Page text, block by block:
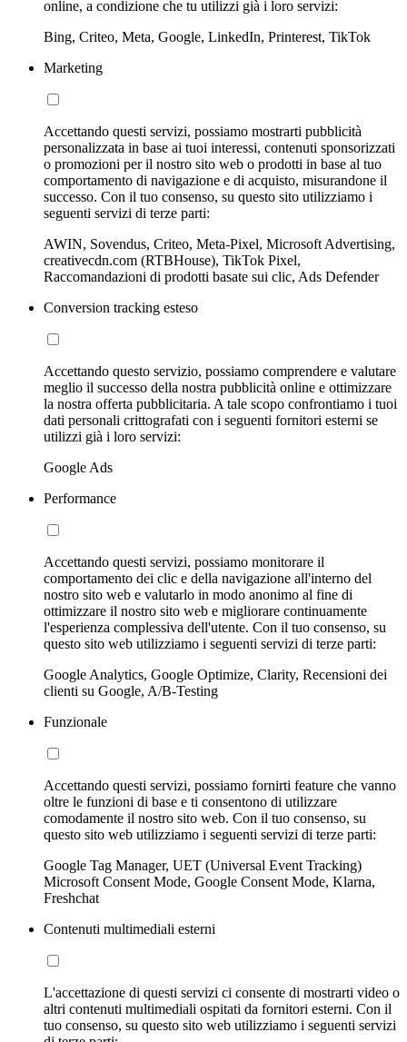
online, a condizione che tu utilizzi già i loro servizi:
Bing, Criteo, Meta, Google, LinkedIn, Printerest, TikTok
Marketing
Accettando questi servizi, possiamo mostrarti pubblicità
personalizzata in base ai tuoi interessi, contenuti sponsorizzati
o promozioni per il nostro sito web o prodotti in base al tuo
comportamento di navigazione e di acquisto, misurandone il
successo. Con il tuo consenso, su questo sito utilizziamo i
seguenti servizi di terze parti:
AWIN, Sovendus, Criteo, Meta-Pixel, Microsoft Advertising,
creativecdn.com (RTBHouse), TikTok Pixel,
Raccomandazioni di prodotti basate sui clic, Ads Defender
Conversion tracking esteso
Accettando questo servizio, possiamo comprendere e valutare
meglio il successo della nostra pubblicità online e ottimizzare
la nostra offerta pubblicitaria. A tale scopo confrontiamo i tuoi
dati personali crittografati con i seguenti fornitori esterni se
utilizzi già i loro servizi:
Google Ads
Performance
Accettando questi servizi, possiamo monitorare il
comportamento dei clic e della navigazione all'interno del
nostro sito web e valutarlo in modo anonimo al fine di
ottimizzare il nostro sito web e migliorare continuamente
l'esperienza complessiva dell'utente. Con il tuo consenso, su
questo sito web utilizziamo i seguenti servizi di terze parti:
Google Analytics, Google Optimize, Clarity, Recensioni dei
clienti su Google, A/B-Testing
Funzionale
Accettando questi servizi, possiamo fornirti feature che vanno
oltre le funzioni di base e ti consentono di utilizzare
comodamente il nostro sito web. Con il tuo consenso, su
questo sito web utilizziamo i seguenti servizi di terze parti:
Google Tag Manager, UET (Universal Event Tracking)
Microsoft Consent Mode, Google Consent Mode, Klarna,
Freshchat
Contenuti multimediali esterni
L'accettazione di questi servizi ci consente di mostrarti video o
altri contenuti multimediali ospitati da fornitori esterni. Con il
tuo consenso, su questo sito web utilizziamo i seguenti servizi